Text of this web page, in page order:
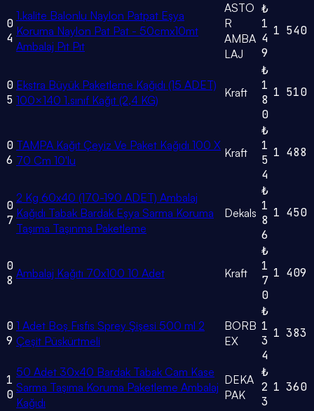
0
4
1.kalite Balonlu Naylon Patpat Eşya
Koruma Naylon Pat Pat - 50cmx10mt
Ambalaj Pıt Pıt
ASTO
R
AMBA
LAJ
₺
1
4
9
1 540
0
5
Ekstra Büyük Paketleme Kağıdı (15 ADET)
100×140 1.sınıf Kağıt (2,4 KG)
Kraft
₺
1
8
0
1 510
0
6
TAMPA Kağıt Çeyiz Ve Paket Kağıdı 100 X
70 Cm 10'lu
Kraft
₺
1
5
4
1 488
0
7
2 Kg 60x40 (170-190 ADET) Ambalaj
Kağıdı Tabak Bardak Eşya Sarma Koruma
Taşıma Taşınma Paketleme
Dekals
₺
1
8
6
1 450
0
8 Ambalaj Kağıtı 70x100 10 Adet Kraft
₺
1
7
0
1 409
0
9
1 Adet Boş Fısfıs Sprey Şişesi 500 ml 2
Çeşit Püskürtmeli
BORB
EX
₺
1
3
4
1 383
1
0
50 Adet 30x40 Bardak Tabak Cam Kase
Sarma Taşıma Koruma Paketleme Ambalaj
Kağıdı
DEKA
PAK
₺
2
3
1 360